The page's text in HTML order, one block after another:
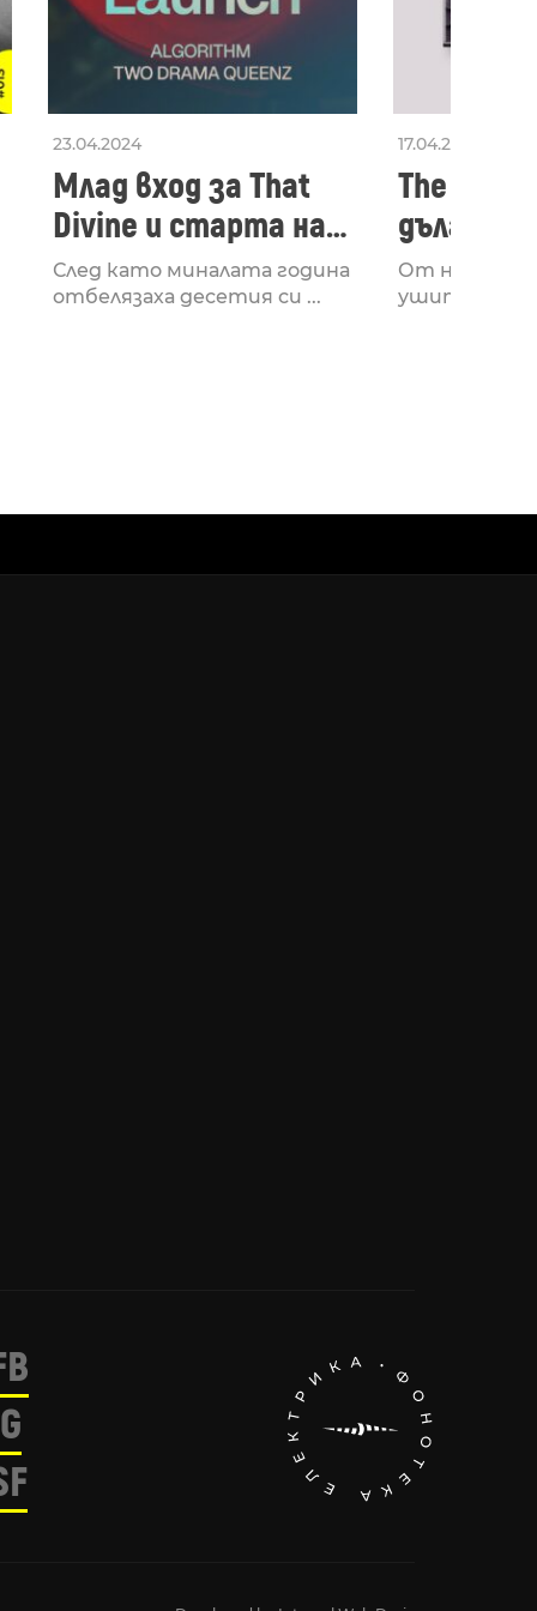
23.04.2024
Млад вход за That
Divine и старта на
лейбъла им
След като миналата година
отбелязаха десетия си ...
17.04.2024
The
втори
излезе
От няколко
ушите и